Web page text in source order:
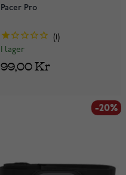
Pacer Pro
I lager
99,00 Kr
-20%